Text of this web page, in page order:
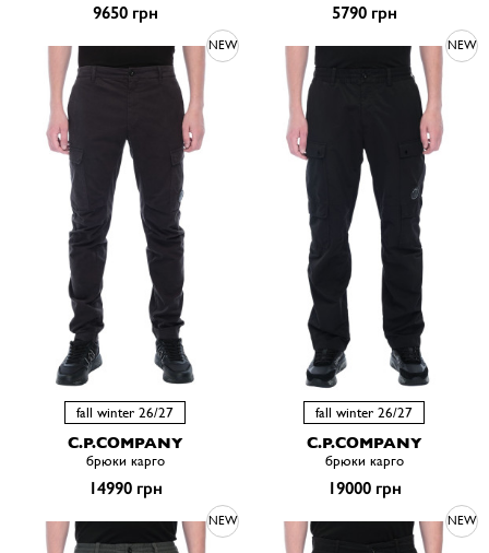
9650 грн 5790 грн
NEW
fall winter 26/27
C.P.COMPANY
брюки карго
14990 грн
NEW
fall winter 26/27
C.P.COMPANY
брюки карго
19000 грн
NEW NEW